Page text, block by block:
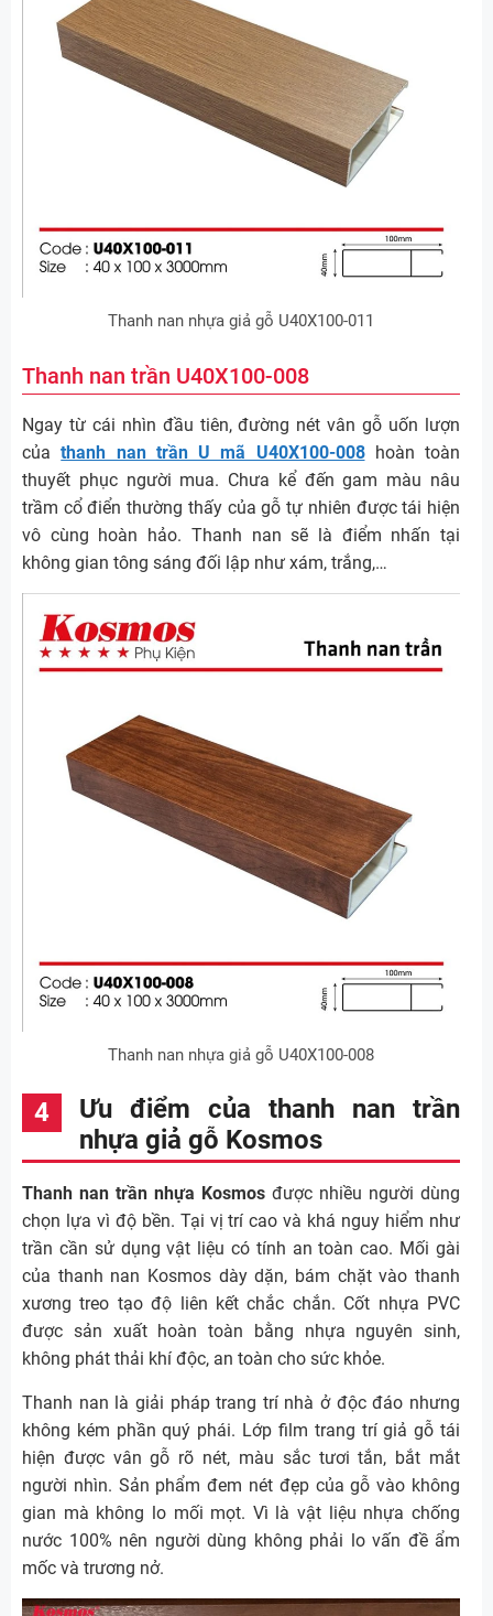
Thanh nan nhựa giả gỗ U40X100-011
Thanh nan trần U40X100-008
Ngay từ cái nhìn đầu tiên, đường nét vân gỗ uốn lượn
củathanh nan trần U mã U40X100-008hoàn toàn
thuyết phục người mua. Chưa kể đến gam màu nâu
trầm cổ điển thường thấy của gỗ tự nhiên được tái hiện
vô cùng hoàn hảo. Thanh nan sẽ là điểm nhấn tại
không gian tông sáng đối lập như xám, trắng,…
Thanh nan nhựa giả gỗ U40X100-008
Ưu điểm của thanh nan trần
nhựa giả gỗ Kosmos
Thanh nan trần nhựa Kosmos được nhiều người dùng
chọn lựa vì độ bền. Tại vị trí cao và khá nguy hiểm như
trần cần sử dụng vật liệu có tính an toàn cao. Mối gài
của thanh nan Kosmos dày dặn, bám chặt vào thanh
xương treo tạo độ liên kết chắc chắn. Cốt nhựa PVC
được sản xuất hoàn toàn bằng nhựa nguyên sinh,
không phát thải khí độc, an toàn cho sức khỏe.
Thanh nan là giải pháp trang trí nhà ở độc đáo nhưng
không kém phần quý phái. Lớp film trang trí giả gỗ tái
hiện được vân gỗ rõ nét, màu sắc tươi tắn, bắt mắt
người nhìn. Sản phẩm đem nét đẹp của gỗ vào không
gian mà không lo mối mọt. Vì là vật liệu nhựa chống
nước 100% nên người dùng không phải lo vấn đề ẩm
mốc và trương nở.